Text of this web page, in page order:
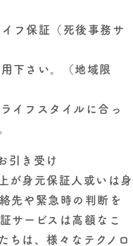
フ保証（死後事務サ
用下さい。（地域限
イフスタイルに合っ
引き受け
が身元保証人或いは身
先や緊急時の判断を
サービスは高額なこ
ちは、様々なテクノロ